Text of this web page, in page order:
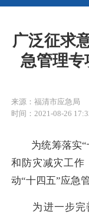
广泛征求
急管理专
来源：福清市应急局
时间：2021-08-26
为统筹落实
和防灾减灾工作
动“十四五”应急
为进一步完